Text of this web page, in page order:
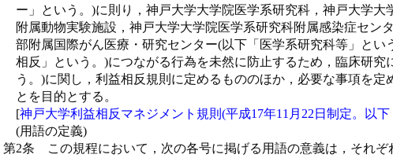
ー」という。)に則り，神戸大学大学院医学系研究科，神戸大学
附属動物実験施設，神戸大学大学院医学系研究科附属感染症セ
部附属国際がん医療・研究センター(以下「医学系研究科等」と
相反」という。)につながる行為を未然に防止するため，臨床研
う。)に関し，利益相反規則に定めるもののほか，必要な事項を
とを目的とする。
[神戸大学利益相反マネジメント規則(平成17年11月22日制定。以
(用語の定義)
第2条
この規程において，次の各号に掲げる用語の意義は，それぞ